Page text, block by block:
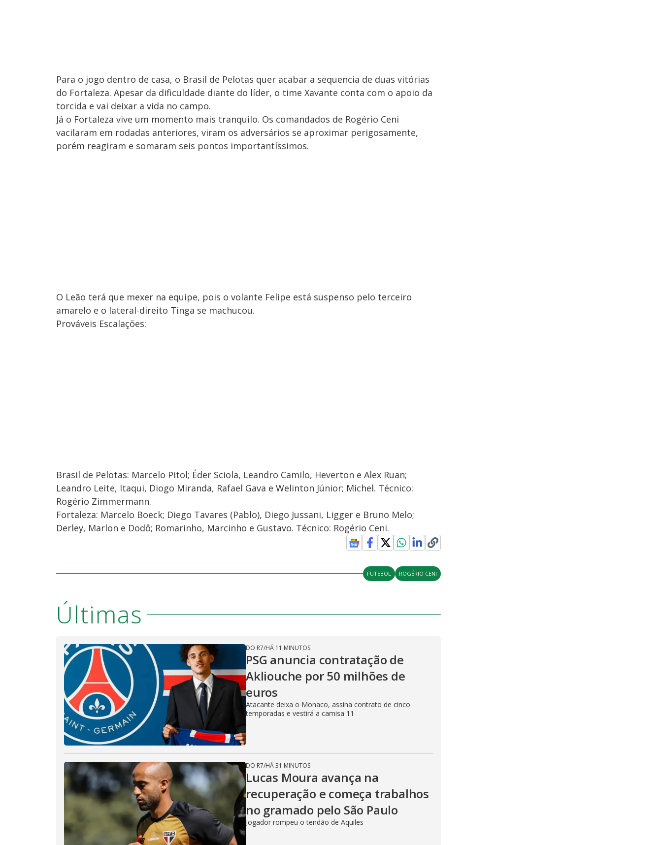
Para o jogo dentro de casa, o Brasil de Pelotas quer acabar a sequencia de duas vitórias
do Fortaleza. Apesar da dificuldade diante do líder, o time Xavante conta com o apoio da
torcida e vai deixar a vida no campo.
Já o Fortaleza vive um momento mais tranquilo. Os comandados de Rogério Ceni
vacilaram em rodadas anteriores, viram os adversários se aproximar perigosamente,
porém reagiram e somaram seis pontos importantíssimos.
O Leão terá que mexer na equipe, pois o volante Felipe está suspenso pelo terceiro
amarelo e o lateral-direito Tinga se machucou.
Prováveis Escalações:
Brasil de Pelotas: Marcelo Pitol; Éder Sciola, Leandro Camilo, Heverton e Alex Ruan;
Leandro Leite, Itaqui, Diogo Miranda, Rafael Gava e Welinton Júnior; Michel. Técnico:
Rogério Zimmermann.
Fortaleza: Marcelo Boeck; Diego Tavares (Pablo), Diego Jussani, Ligger e Bruno Melo;
Derley, Marlon e Dodô; Romarinho, Marcinho e Gustavo. Técnico: Rogério Ceni.
FUTEBOL ROGÉRIO CENI
Últimas
DO R7/HÁ 11 MINUTOS
PSG anuncia contratação de
Akliouche por 50 milhões de
euros
Atacante deixa o Monaco, assina contrato de cinco
temporadas e vestirá a camisa 11
DO R7/HÁ 31 MINUTOS
Lucas Moura avança na
recuperação e começa trabalhos
no gramado pelo São Paulo
Jogador rompeu o tendão de Aquiles